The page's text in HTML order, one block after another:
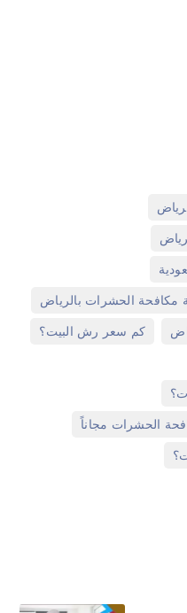
مكافحة الحشرات بالرياض
كم سعر رش البيت؟
الحشرات مجاناً